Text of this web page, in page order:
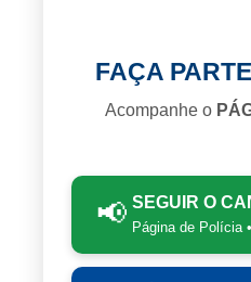
FAÇA
Acompanhe o
📢 SEGUIR O
Página de Polícia